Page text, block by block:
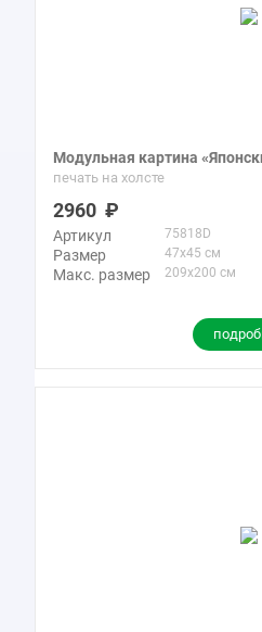
Модульная картина
печать на холсте
2960
Артикул 75818D
Размер 47x45 см
Макс. размер 209x200 см